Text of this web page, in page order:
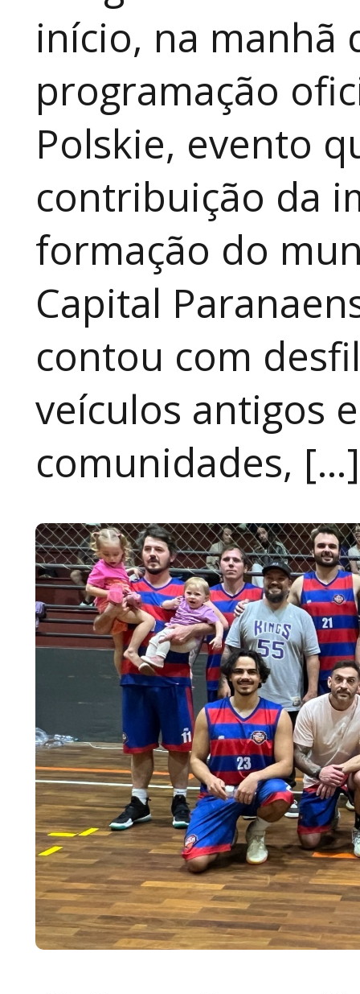
início, na manhã
programação
Polskie, evento
contribuição da
formação do
Capital
contou com
veículos antigos
comunidades, […]